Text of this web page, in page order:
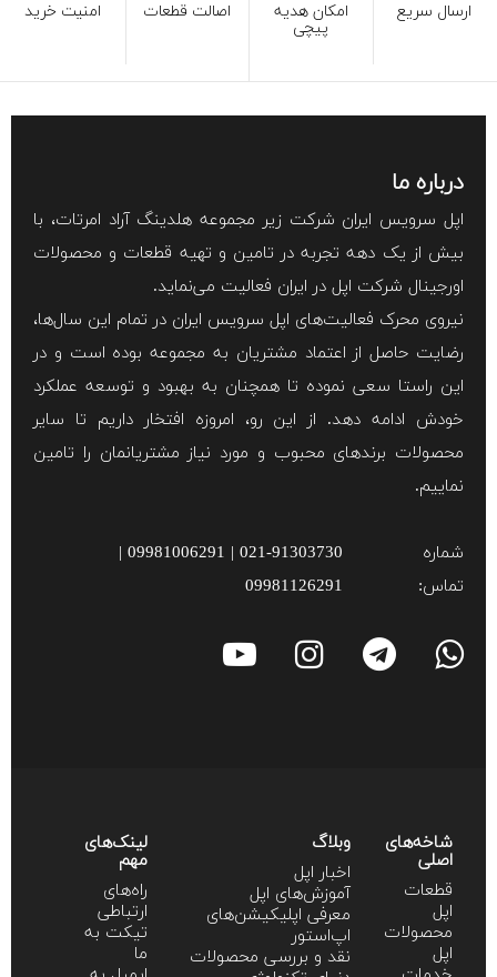
ارسال سریع امکان هدیه
پیچی
اصالت قطعات امنیت خرید
درباره ما
اپل سرویس ایران شرکت زیر مجموعه هلدینگ آراد امرتات، با
بیش از یک دهه تجربه در تامین و تهیه قطعات و محصولات
اورجینال شرکت اپل در ایران فعالیت می‌نماید.
نیروی محرک فعالیت‌های اپل سرویس ایران در تمام این سال‌ها،
رضایت حاصل از اعتماد مشتریان به مجموعه بوده است و در
این راستا سعی نموده تا همچنان به بهبود و توسعه عملکرد
خودش ادامه دهد. از این رو، امروزه افتخار داریم تا سایر
محصولات برند‌های محبوب و مورد نیاز مشتریانمان را تامین
نماییم.
شماره
تماس:
021-91303730 | 09981006291 |
09981126291
شاخه‌های
اصلی
قطعات
اپل
محصولات
اپل
وبلاگ
اخبار اپل
آموزش‌‌های اپل
معرفی اپلیکیشن‌های
اپ‌استور
نقد و بررسی محصولات
لینک‌های
مهم
راه‌های
ارتباطی
تیکت به
ما